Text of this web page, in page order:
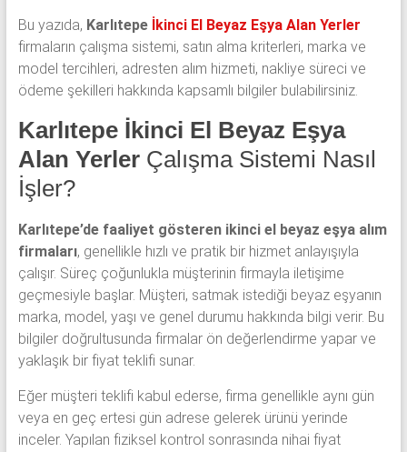
Bu yazıda, Karlıtepe İkinci El Beyaz Eşya Alan Yerler
firmaların çalışma sistemi, satın alma kriterleri, marka ve
model tercihleri, adresten alım hizmeti, nakliye süreci ve
ödeme şekilleri hakkında kapsamlı bilgiler bulabilirsiniz.
Karlıtepe İkinci El Beyaz Eşya
Alan Yerler Çalışma Sistemi Nasıl
İşler?
Karlıtepe’de faaliyet gösteren ikinci el beyaz eşya alım
firmaları, genellikle hızlı ve pratik bir hizmet anlayışıyla
çalışır. Süreç çoğunlukla müşterinin firmayla iletişime
geçmesiyle başlar. Müşteri, satmak istediği beyaz eşyanın
marka, model, yaşı ve genel durumu hakkında bilgi verir. Bu
bilgiler doğrultusunda firmalar ön değerlendirme yapar ve
yaklaşık bir fiyat teklifi sunar.
Eğer müşteri teklifi kabul ederse, firma genellikle aynı gün
veya en geç ertesi gün adrese gelerek ürünü yerinde
inceler. Yapılan fiziksel kontrol sonrasında nihai fiyat